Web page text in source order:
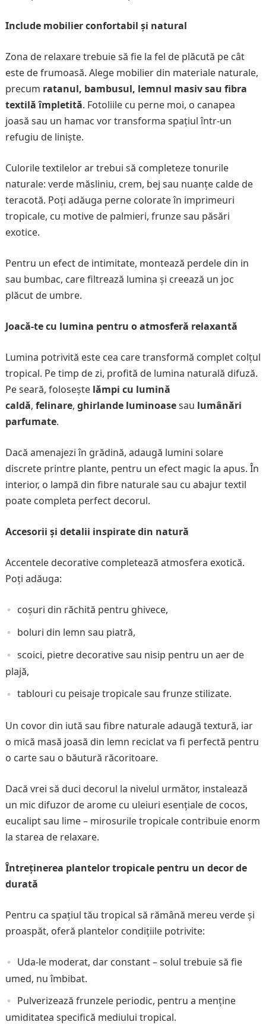
Include mobilier confortabil și natural
Zona de relaxare trebuie să fie la fel de plăcută pe cât
este de frumoasă. Alege mobilier din materiale naturale,
precum ratanul, bambusul, lemnul masiv sau fibra
textilă împletită. Fotoliile cu perne moi, o canapea
joasă sau un hamac vor transforma spațiul într-un
refugiu de liniște.
Culorile textilelor ar trebui să completeze tonurile
naturale: verde măsliniu, crem, bej sau nuanțe calde de
teracotă. Poți adăuga perne colorate în imprimeuri
tropicale, cu motive de palmieri, frunze sau păsări
exotice.
Pentru un efect de intimitate, montează perdele din in
sau bumbac, care filtrează lumina și creează un joc
plăcut de umbre.
Joacă-te cu lumina pentru o atmosferă relaxantă
Lumina potrivită este cea care transformă complet colțul
tropical. Pe timp de zi, profită de lumina naturală difuză.
Pe seară, folosește lămpi cu lumină
caldă, felinare, ghirlande luminoasesau lumânări
parfumate.
Dacă amenajezi în grădină, adaugă lumini solare
discrete printre plante, pentru un efect magic la apus. În
interior, o lampă din fibre naturale sau cu abajur textil
poate completa perfect decorul.
Accesorii și detalii inspirate din natură
Accentele decorative completează atmosfera exotică.
Poți adăuga:
coșuri din răchită pentru ghivece,
boluri din lemn sau piatră,
scoici, pietre decorative sau nisip pentru un aer de
plajă,
tablouri cu peisaje tropicale sau frunze stilizate.
Un covor din iută sau fibre naturale adaugă textură, iar
o mică masă joasă din lemn reciclat va fi perfectă pentru
o carte sau o băutură răcoritoare.
Dacă vrei să duci decorul la nivelul următor, instalează
un mic difuzor de arome cu uleiuri esențiale de cocos,
eucalipt sau lime – mirosurile tropicale contribuie enorm
la starea de relaxare.
Întreținerea plantelor tropicale pentru un decor de
durată
Pentru ca spațiul tău tropical să rămână mereu verde și
proaspăt, oferă plantelor condițiile potrivite:
Uda-le moderat, dar constant – solul trebuie să fie
umed, nu îmbibat.
Pulverizează frunzele periodic, pentru a menține
umiditatea specifică mediului tropical.